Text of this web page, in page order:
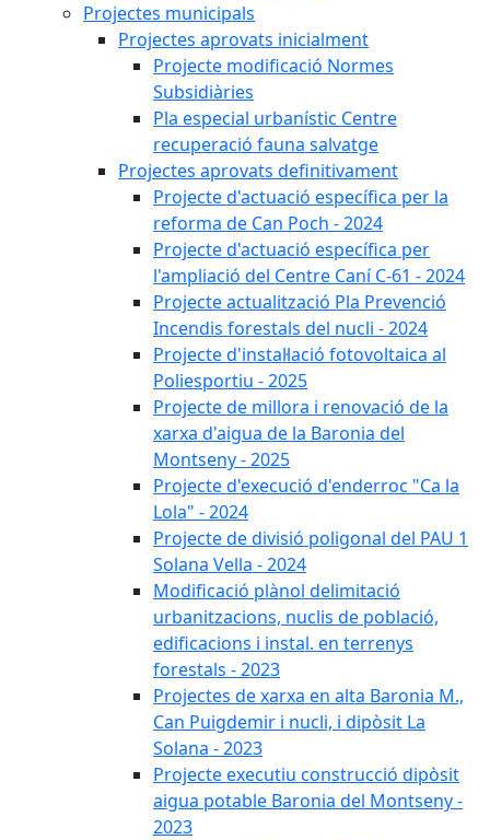
Projectes municipals
Projectes aprovats inicialment
Projecte modificació Normes
Subsidiàries
Pla especial urbanístic Centre
recuperació fauna salvatge
Projectes aprovats definitivament
Projecte d'actuació específica per la
reforma de Can Poch - 2024
Projecte d'actuació específica per
l'ampliació del Centre Caní C-61 - 2024
Projecte actualització Pla Prevenció
Incendis forestals del nucli - 2024
Projecte d'instal·lació fotovoltaica al
Poliesportiu - 2025
Projecte de millora i renovació de la
xarxa d'aigua de la Baronia del
Montseny - 2025
Projecte d'execució d'enderroc "Ca la
Lola" - 2024
Projecte de divisió poligonal del PAU 1
Solana Vella - 2024
Modificació plànol delimitació
urbanitzacions, nuclis de població,
edificacions i instal. en terrenys
forestals - 2023
Projectes de xarxa en alta Baronia M.,
Can Puigdemir i nucli, i dipòsit La
Solana - 2023
Projecte executiu construcció dipòsit
aigua potable Baronia del Montseny -
2023